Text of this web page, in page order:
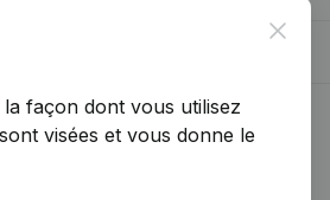
Close
façon dont vous utilisez
visées et vous donne le